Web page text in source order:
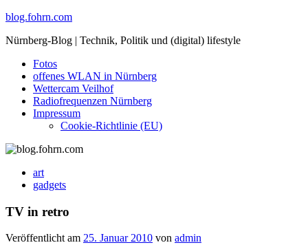
Skip
content
blog.fohrn.com
Nürnberg-Blog | Technik, Politik und (digital) lifestyle
Fotos
offenes WLAN in Nürnberg
Wettercam Veilhof
Radiofrequenzen Nürnberg
Impressum
Cookie-Richtlinie (EU)
art
gadgets
TV in retro
Veröffentlicht am 25. Januar 2010 von admin